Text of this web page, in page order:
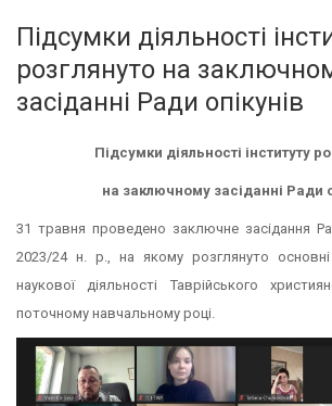
Підсумки діяльності
розглянуто на
засіданні Ради опікунів
Підсумки діяльності інституту
на заключному засіданні Ради
31 травня проведено заключне засідання
2023/24 н. р., на якому розглянуто основні
наукової діяльності Таврійського
поточному навчальному році.